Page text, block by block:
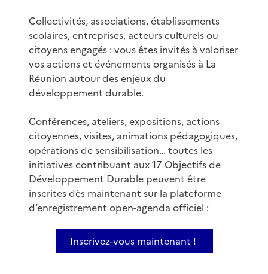
Collectivités, associations, établissements
scolaires, entreprises, acteurs culturels ou
citoyens engagés : vous êtes invités à valoriser
vos actions et événements organisés à La
Réunion autour des enjeux du
développement durable.
Conférences, ateliers, expositions, actions
citoyennes, visites, animations pédagogiques,
opérations de sensibilisation… toutes les
initiatives contribuant aux 17 Objectifs de
Développement Durable peuvent être
inscrites dès maintenant sur la plateforme
d’enregistrement open-agenda officiel :
Inscrivez-vous maintenant !